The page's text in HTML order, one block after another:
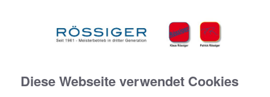
Diese Webseite verwendet Cookies